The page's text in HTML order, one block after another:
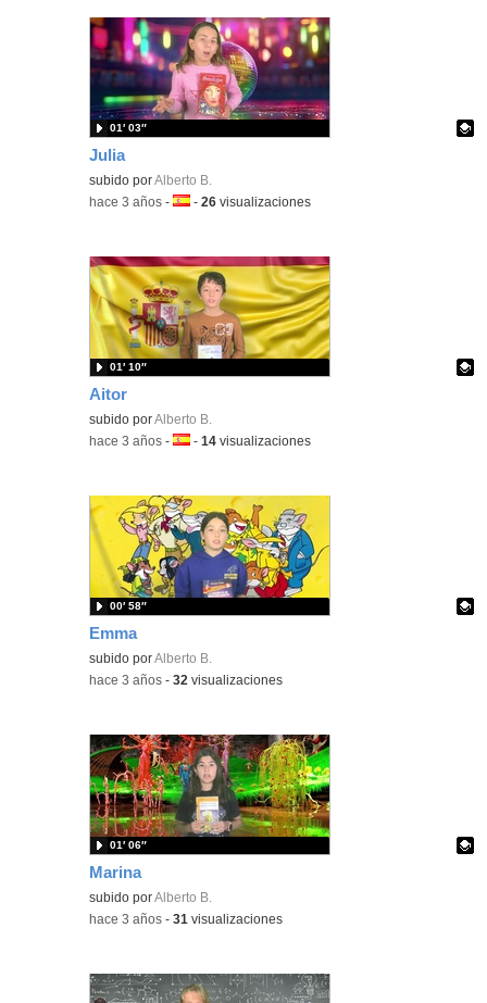
Julia
Contenido educativo.
subido porAlberto B.
01′ 03″
-hace 3 años -Idioma:
-26 visualizaciones
Aitor
Contenido educativo.
subido porAlberto B.
01′ 10″
-hace 3 años -Idioma:
-14 visualizaciones
Emma
Contenido educativo.
subido porAlberto B.
00′ 58″
-hace 3 años -32 visualizaciones
Marina
Contenido educativo.
subido porAlberto B.
01′ 06″
-hace 3 años -31 visualizaciones